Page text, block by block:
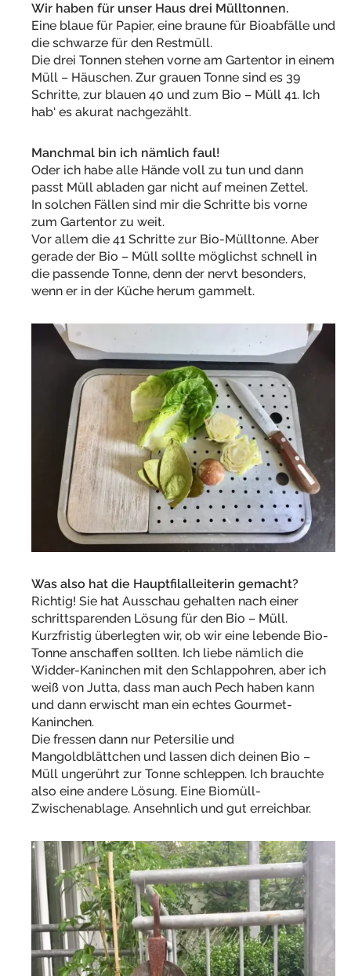
Wir haben für unser Haus drei Mülltonnen.
Eine blaue für Papier, eine braune für Bioabfälle und
die schwarze für den Restmüll.
Die drei Tonnen stehen vorne am Gartentor in einem
Müll – Häuschen. Zur grauen Tonne sind es 39
Schritte, zur blauen 40 und zum Bio – Müll 41. Ich
hab‘ es akurat nachgezählt.
Manchmal bin ich nämlich faul!
Oder ich habe alle Hände voll zu tun und dann
passt Müll abladen gar nicht auf meinen Zettel.
In solchen Fällen sind mir die Schritte bis vorne
zum Gartentor zu weit.
Vor allem die 41 Schritte zur Bio-Mülltonne. Aber
gerade der Bio – Müll sollte möglichst schnell in
die passende Tonne, denn der nervt besonders,
wenn er in der Küche herum gammelt.
Was also hat die Hauptfilalleiterin gemacht?
Richtig! Sie hat Ausschau gehalten nach einer
schrittsparenden Lösung für den Bio – Müll.
Kurzfristig überlegten wir, ob wir eine lebende Bio-
Tonne anschaffen sollten. Ich liebe nämlich die
Widder-Kaninchen mit den Schlappohren, aber ich
weiß von Jutta, dass man auch Pech haben kann
und dann erwischt man ein echtes Gourmet-
Kaninchen.
Die fressen dann nur Petersilie und
Mangoldblättchen und lassen dich deinen Bio –
Müll ungerührt zur Tonne schleppen. Ich brauchte
also eine andere Lösung. Eine Biomüll-
Zwischenablage. Ansehnlich und gut erreichbar.